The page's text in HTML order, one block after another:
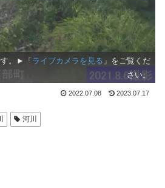
。►「 ライブカメラを見る 」をご覧くだ
さい。
2022.07.08 2023.07.17
河川